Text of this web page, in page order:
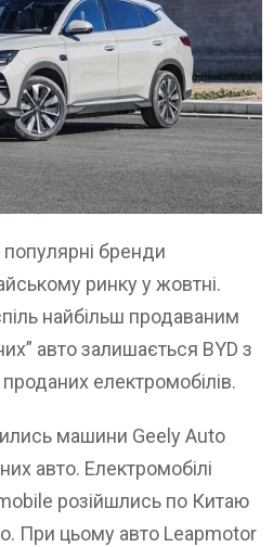
популярні бренди
ринку у жовтні.
найбільш продаваним
авто залишається BYD з
електромобілів.
машини Geely Auto
авто. Електромобілі
розійшлись по Китаю
При цьому авто Leapmotor